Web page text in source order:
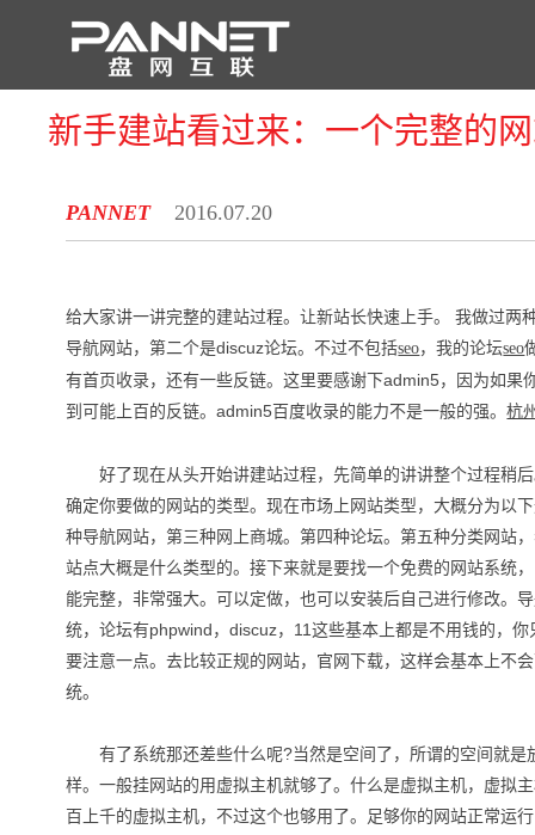
首 页
新手建站看过来：一个完整的
PANNET 2016.07.20
给大家讲一讲完整的建站过程。让新站长快速上手。 我做过两
导航网站，第二个是discuz论坛。不过不包括seo，我的论坛seo
有首页收录，还有一些反链。这里要感谢下admin5，因为如果
到可能上百的反链。admin5百度收录的能力不是一般的强。杭
好了现在从头开始讲建站过程，先简单的讲讲整个过程稍后
确定你要做的网站的类型。现在市场上网站类型，大概分为以
种导航网站，第三种网上商城。第四种论坛。第五种分类网站
站点大概是什么类型的。接下来就是要找一个免费的网站系统
能完整，非常强大。可以定做，也可以安装后自己进行修改。
统，论坛有phpwind，discuz，11这些基本上都是不用钱的，
要注意一点。去比较正规的网站，官网下载，这样会基本上不
统。
有了系统那还差些什么呢?当然是空间了，所谓的空间就是
样。一般挂网站的用虚拟主机就够了。什么是虚拟主机，虚拟
百上千的虚拟主机，不过这个也够用了。足够你的网站正常运